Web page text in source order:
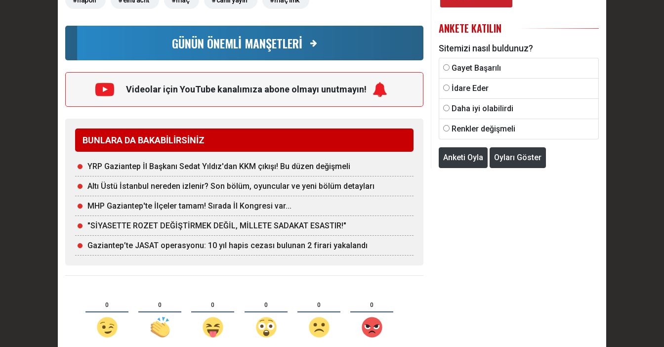
GÜNÜN ÖNEMLİ MANŞETLERİ
Videolar için YouTube kanalımıza abone olmayı unutmayın!
BUNLARA DA BAKABİLİRSİNİZ
YRP Gaziantep İl Başkanı Sedat Yıldız'dan KKM çıkışı! Bu düzen değişmeli
Altı Üstü İstanbul nereden izlenir? Son bölüm, oyuncular ve yeni bölüm detayları
MHP Gaziantep'te İlçeler tamam! Sırada İl Kongresi var...
"SİYASETTE ROZET DEĞİŞTİRMEK DEĞİL, MİLLETE SADAKAT ESASTIR!"
Gaziantep’te JASAT operasyonu: 10 yıl hapis cezası bulunan 2 firari yakalandı
0 0 0 0 0 0
ANKETE KATILIN
Sitemizi nasıl buldunuz?
Gayet Başarılı
İdare Eder
Daha iyi olabilirdi
Renkler değişmeli
Anketi Oyla Oyları Göster